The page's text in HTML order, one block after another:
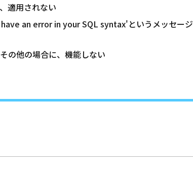
適用されない
an error in your SQL syntax'というメッセージ
の他の場合に、機能しない